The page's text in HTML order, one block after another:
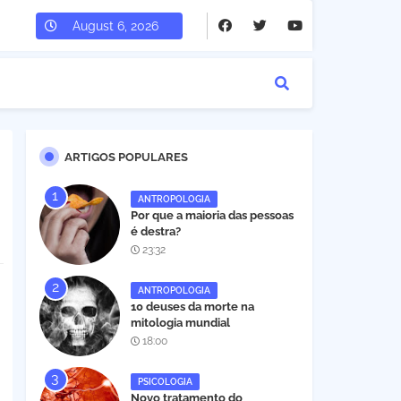
August 6, 2026
ARTIGOS POPULARES
ANTROPOLOGIA
Por que a maioria das pessoas
é destra?
23:32
ANTROPOLOGIA
10 deuses da morte na
mitologia mundial
18:00
PSICOLOGIA
Novo tratamento do